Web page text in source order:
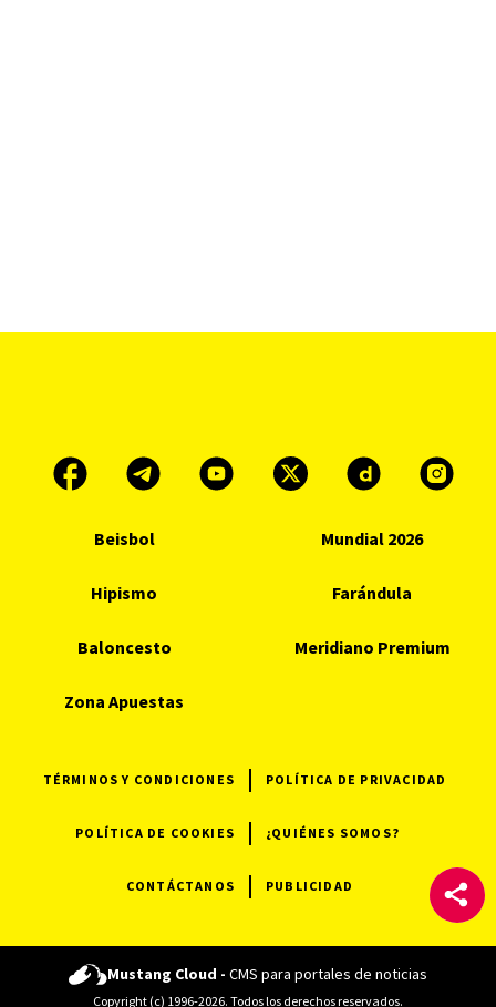
Beisbol Mundial 2026
Hipismo Farándula
Baloncesto Meridiano Premium
Zona Apuestas
TÉRMINOS Y CONDICIONES POLÍTICA DE PRIVACIDAD
POLÍTICA DE COOKIES ¿QUIÉNES SOMOS?
CONTÁCTANOS PUBLICIDAD
Mustang Cloud - CMS para portales de noticias
Copyright (c) 1996-2026. Todos los derechos reservados.